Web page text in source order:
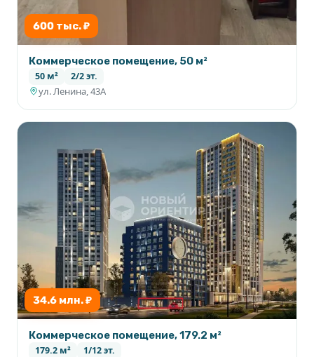
600 тыс. ₽
Коммерческое помещение, 50 м²
50 м² 2/2 эт.
ул. Ленина, 43А
34.6 млн. ₽
Коммерческое помещение, 179.2 м²
179.2 м² 1/12 эт.